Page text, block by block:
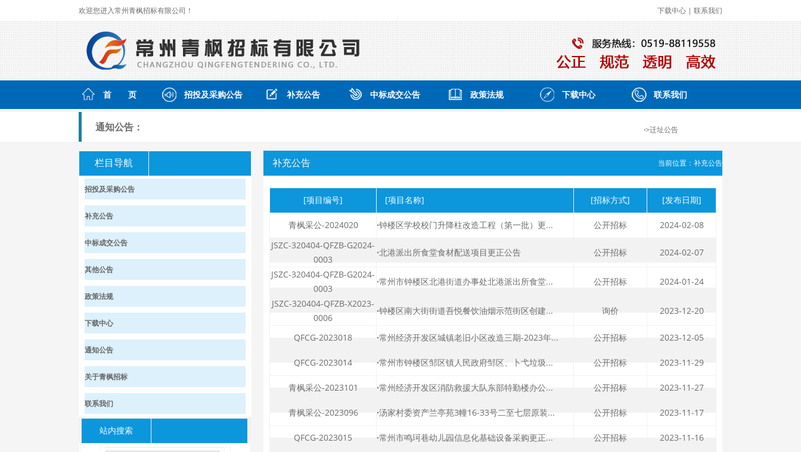
欢迎您进入常州青枫招标有限公司！ 下载中心 | 联系我们
首 页 招投及采购公告 补充公告 中标成交公告 政策法规 下载中心 联系我们
通知公告： >迁址公告
栏目导航
招投及采购公告
补充公告
中标成交公告
其他公告
政策法规
下载中心
通知公告
关于青枫招标
联系我们
站内搜索
补充公告 当前位置：补充公告
[项目编号] [项目名称] [招标方式] [发布日期]
青枫采公-2024020 ·钟楼区学校校门升降柱改造工程（第一批）更... 公开招标
2024-02-08
JSZC-320404-QFZB-G2024-
0003
·北港派出所食堂食材配送项目更正公告 公开招标
2024-02-07
JSZC-320404-QFZB-G2024-
0003
·常州市钟楼区北港街道办事处北港派出所食堂... 公开招标
2024-01-24
JSZC-320404-QFZB-X2023-
0006
·钟楼区南大街街道吾悦餐饮油烟示范街区创建... 询价 2023-12-20
QFCG-2023018 ·常州经济开发区城镇老旧小区改造三期-2023年... 公开招标 2023-12-05
QFCG-2023014 ·常州市钟楼区邹区镇人民政府邹区、卜弋垃圾... 公开招标 2023-11-29
青枫采公-2023101 ·常州经济开发区消防救援大队东部特勤楼办公... 公开招标 2023-11-27
青枫采公-2023096 ·汤家村委资产兰亭苑3幢16-33号二至七层原装... 公开招标 2023-11-17
QFCG-2023015 ·常州市鸣珂巷幼儿园信息化基础设备采购更正... 公开招标 2023-11-16